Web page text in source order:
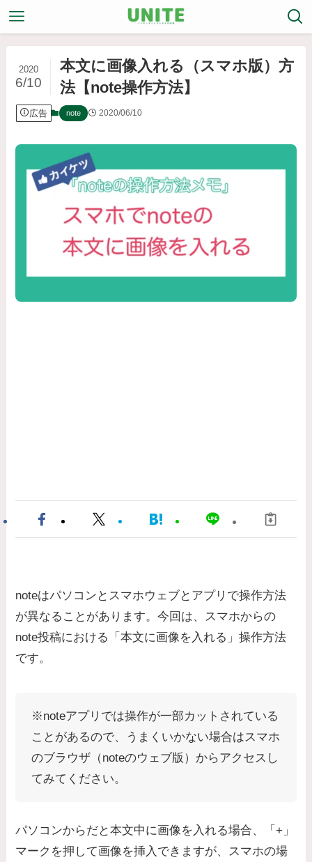
本文に画像入れる（スマホ版）方
法【note操作方法】
2020
6/10
広告 note 2020/06/10
noteはパソコンとスマホウェブとアプリで操作方法
が異なることがあります。今回は、スマホからの
note投稿における「本文に画像を入れる」操作方法
です。
※noteアプリでは操作が一部カットされている
ことがあるので、うまくいかない場合はスマホ
のブラウザ（noteのウェブ版）からアクセスし
てみてください。
パソコンからだと本文中に画像を入れる場合、「+」
マークを押して画像を挿入できますが、スマホの場